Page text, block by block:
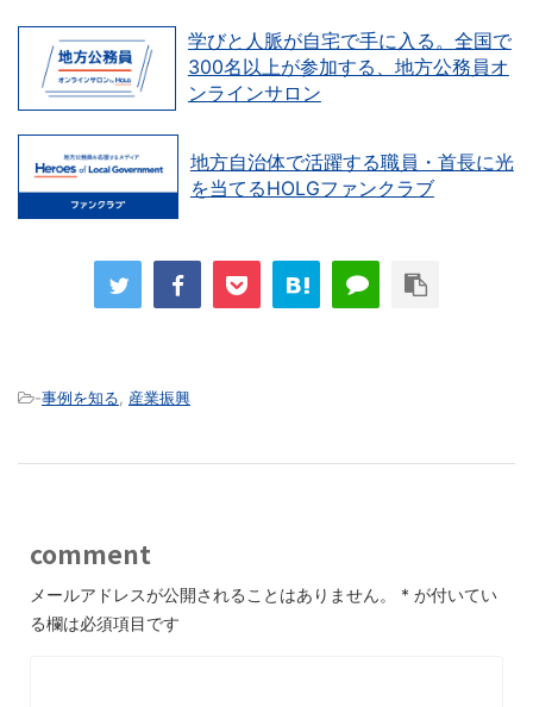
学びと人脈が自宅で手に入る。全国で
300名以上が参加する、地方公務員オ
ンラインサロン
地方自治体で活躍する職員・首長に光
を当てるHOLGファンクラブ
-事例を知る 産業振興
comment
メールアドレスが公開されることはありません。 * が付いてい
る欄は必須項目です